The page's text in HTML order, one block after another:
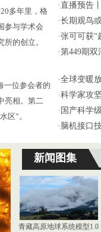
多年里，格
参与学术会
的创立。
一位参会者的
亮相。第二
区”。
·直播预告
·长期观鸟
·张可可获“
·第449期双
·全球变暖
·科学家攻
· 国产科学
· 脑机接口
新闻图集
青藏高原地球系统模型1.0